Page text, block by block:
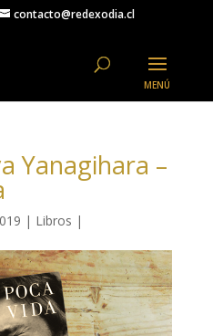
contacto@redexodia.cl
Yanagihara –
| Libros |